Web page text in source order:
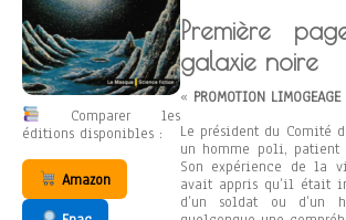
Comparer les
éditions disponibles :
Amazon
Première
galaxie noire
« PROMOTION LIMOGEAGE
Le président du Comité
un homme poli, patient
Son expérience de la
avait appris qu’il était
d’un soldat ou d’un